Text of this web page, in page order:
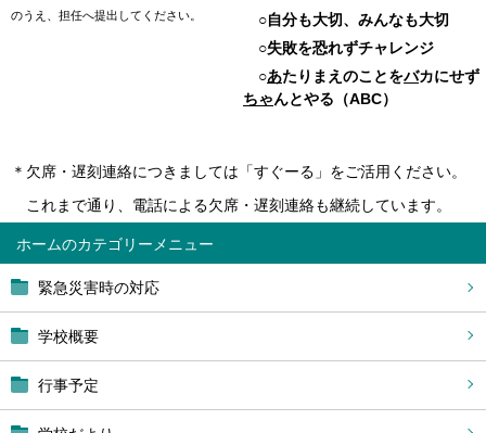
ホーム
緊急災害時の対応
学校概要
行事予定
のうえ、担任へ提出してください。
○自分も大切、みんなも大切
○失敗を恐れずチャレンジ
○あたりまえのことをバカにせず
ちゃんとやる（ABC）
＊欠席・遅刻連絡につきましては「すぐーる」をご活用ください。
これまで通り、電話による欠席・遅刻連絡も継続しています。